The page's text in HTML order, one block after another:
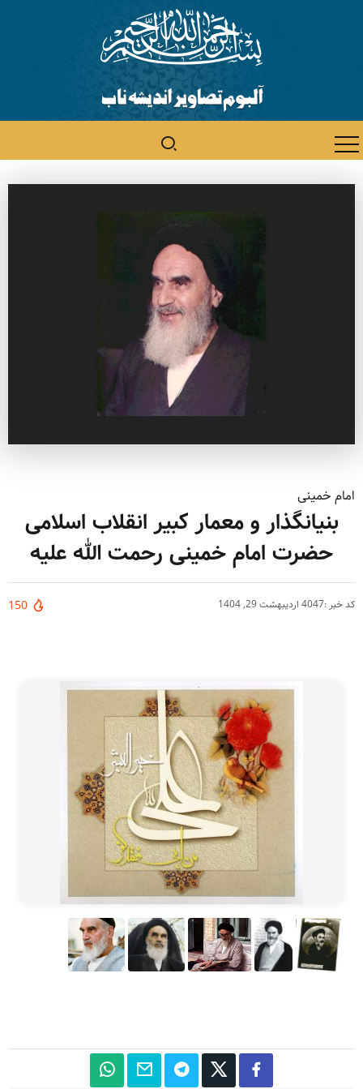
امام خمینی
بنیانگذار و معمار کبیر انقلاب اسلامی
حضرت امام خمینی رحمت الله علیه
کد خبر :4047 اردیبهشت 29, 1404 150